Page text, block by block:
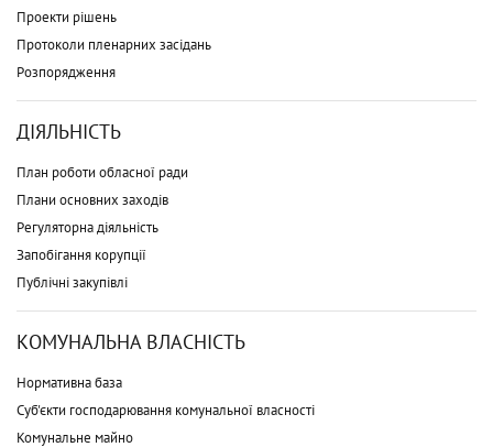
Проекти рішень
Протоколи пленарних засідань
Розпорядження
ДІЯЛЬНІСТЬ
План роботи обласної ради
Плани основних заходів
Регуляторна діяльність
Запобігання корупції
Публічні закупівлі
КОМУНАЛЬНА ВЛАСНІСТЬ
Нормативна база
Суб'єкти господарювання комунальної власності
Комунальне майно